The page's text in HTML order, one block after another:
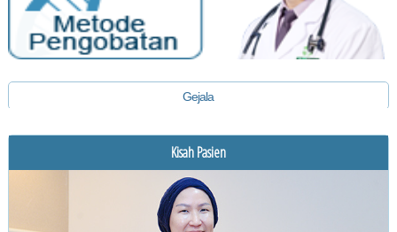
Gejala
Pengobatan
Kisah Pasien